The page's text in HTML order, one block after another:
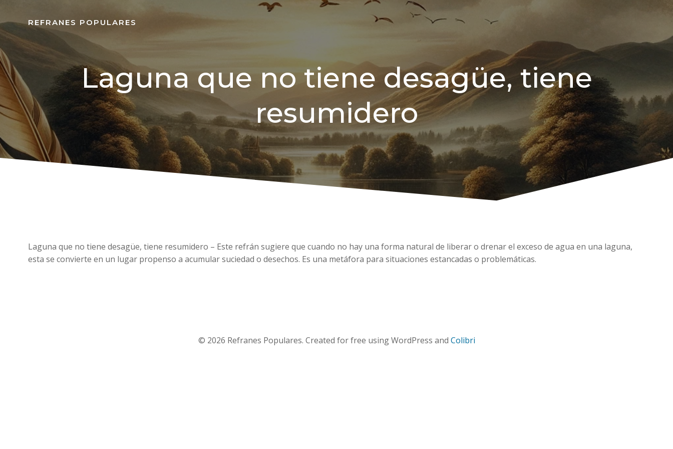
REFRANES POPULARES
Laguna que no tiene desagüe, tiene
resumidero
Laguna que no tiene desagüe, tiene resumidero – Este refrán sugiere que cuando no hay una forma natural de liberar o drenar el exceso de agua en una laguna,
esta se convierte en un lugar propenso a acumular suciedad o desechos. Es una metáfora para situaciones estancadas o problemáticas.
© 2026 Refranes Populares. Created for free using WordPress and Colibri